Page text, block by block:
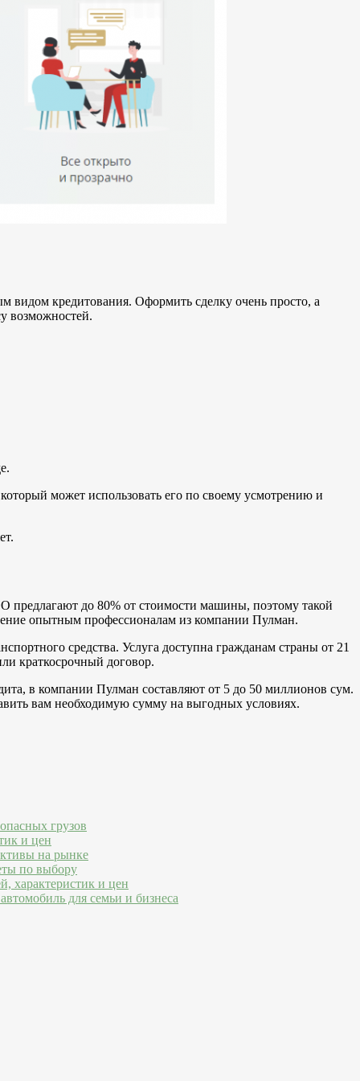
видом кредитования. Оформить сделку очень просто, а
возможностей.
может использовать его по своему усмотрению и
предлагают до 80% от стоимости машины, поэтому такой
опытным профессионалам из компании Пулман.
средства. Услуга доступна гражданам страны от 21
краткосрочный договор.
в компании Пулман составляют от 5 до 50 миллионов сум.
вам необходимую сумму на выгодных условиях.
грузов
и цен
на рынке
по выбору
характеристик и цен
для семьи и бизнеса